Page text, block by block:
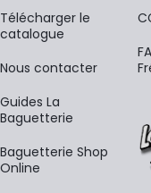
​Télécharger le
catalogue
Nous contacter
Guides La
Baguetterie
Baguetterie Shop
Online